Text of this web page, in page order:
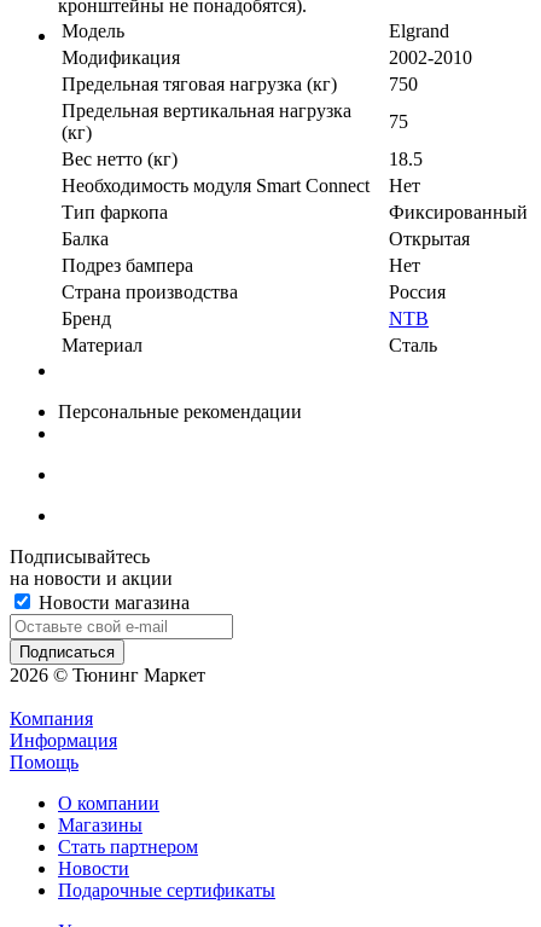
кронштейны не понадобятся).
Модель
Elgrand
Модификация
2002-2010
Предельная тяговая нагрузка (кг)
750
Предельная вертикальная нагрузка
(кг)
75
Вес нетто (кг)
18.5
Необходимость модуля Smart Connect
Нет
Тип фаркопа
Фиксированный
Балка
Открытая
Подрез бампера
Нет
Страна производства
Россия
Бренд
NTB
Материал
Сталь
Персональные рекомендации
Подписывайтесь
на новости и акции
Новости магазина
2026 © Тюнинг Маркет
Компания
Информация
Помощь
О компании
Магазины
Стать партнером
Новости
Подарочные сертификаты